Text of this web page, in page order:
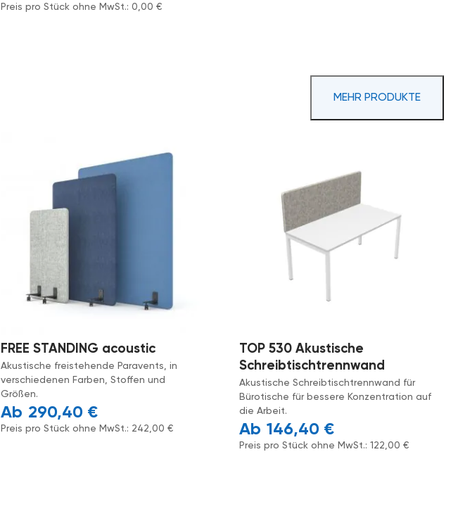
Preis pro Stück ohne MwSt.:0,00€
MEHR PRODUKTE
FREE STANDING acoustic
Akustische freistehende Paravents, in
verschiedenen Farben, Stoffen und
Größen.
290,40 €
Preis pro Stück ohne MwSt.: 242,00€
TOP 530 Akustische
Schreibtischtrennwand
Akustische Schreibtischtrennwand für
Bürotische für bessere Konzentration auf
die Arbeit.
146,40 €
Preis pro Stück ohne MwSt.:122,00€